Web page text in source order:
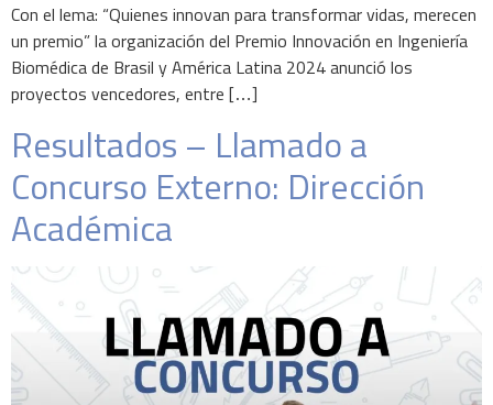
Con el lema: “Quienes innovan para transformar vidas, merecen
un premio” la organización del Premio Innovación en Ingeniería
Biomédica de Brasil y América Latina 2024 anunció los
proyectos vencedores, entre […]
Resultados – Llamado a
Concurso Externo: Dirección
Académica